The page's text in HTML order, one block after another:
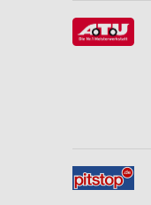
Performance